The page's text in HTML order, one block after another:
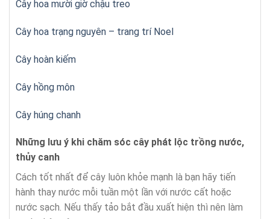
Cây hoa mười giờ chậu treo
Cây hoa trạng nguyên – trang trí Noel
Cây hoàn kiếm
Cây hồng môn
Cây húng chanh
Những lưu ý khi chăm sóc cây phát lộc trồng nước,
thủy canh
Cách tốt nhất để cây luôn khỏe mạnh là bạn hãy tiến
hành thay nước mỗi tuần một lần với nước cất hoặc
nước sạch. Nếu thấy tảo bắt đầu xuất hiện thì nên làm